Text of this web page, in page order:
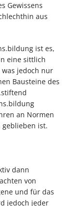
Gewissens
aus
ist es,
eine sittlich
jedoch nur
Bausteine des
an Normen
ist.
dann
von
und für das
jedoch jeder